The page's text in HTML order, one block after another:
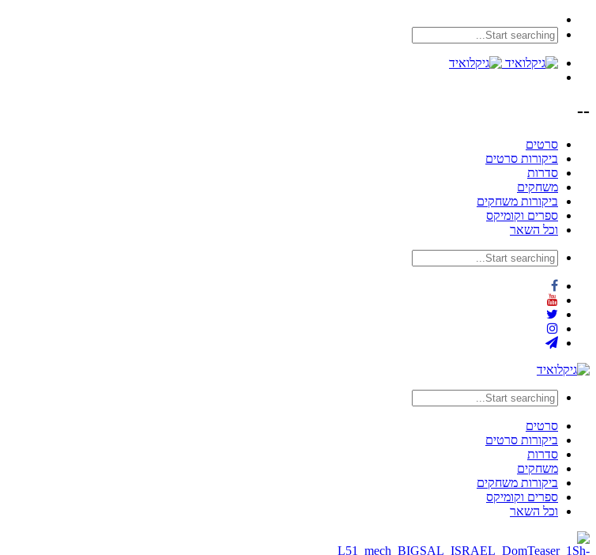
--
סרטים
ביקורות סרטים
סדרות
משחקים
ביקורות משחקים
ספרים וקומיקס
וכל השאר
סרטים
ביקורות סרטים
סדרות
משחקים
ביקורות משחקים
ספרים וקומיקס
וכל השאר